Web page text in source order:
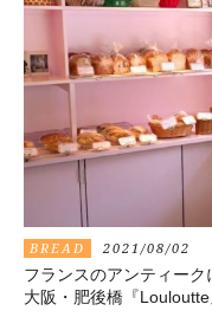
BREAD 2021/08/02
フランスのアンティー
大阪・肥後橋『Louloutte